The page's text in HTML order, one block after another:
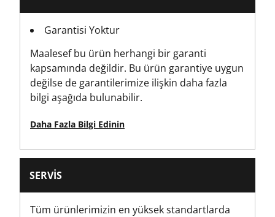
No
Parça Sayısı
1
70
Garantisi Yoktur
Maalesef bu ürün herhangi bir garanti
kapsamında değildir. Bu ürün garantiye uygun
değilse de garantilerimize ilişkin daha fazla
bilgi aşağıda bulunabilir.
Daha Fazla Bilgi Edinin
SERVIS
Tüm ürünlerimizin en yüksek standartlarda